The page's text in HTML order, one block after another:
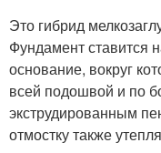
Это гибрид
Фундамент ставится
основание, вокруг
всей подошвой и по
экструдированным
отмостку также